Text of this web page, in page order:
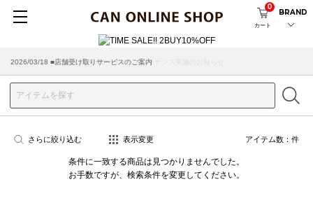
カート
0
BRAND
2026/08/04 ■8/13(木)AM2:00～サイトメンテナンス実施のお知らせ
2026/03/18 ■店舗受け取りサービスのご案内
さらに絞り込む 表示変更 アイテム数： 件
条件に一致する商品は見つかりませんでした。
お手数ですが、検索条件を変更してください。